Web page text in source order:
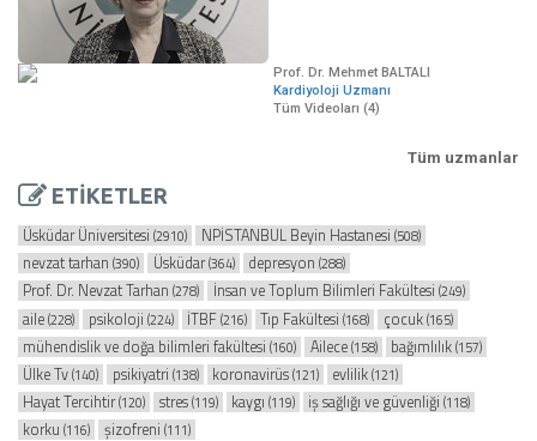
Prof. Dr. Mehmet BALTALI
Kardiyoloji Uzmanı
Tüm Videoları (4)
Tüm uzmanlar
ETİKETLER
Üsküdar Üniversitesi(2910) NPİSTANBUL Beyin Hastanesi (508)
nevzat tarhan(390) Üsküdar(364) depresyon (288)
Prof. Dr. Nevzat Tarhan(278) İnsan ve Toplum Bilimleri Fakültesi (249)
aile(228) psikoloji (224) İTBF(216) Tıp Fakültesi(168) çocuk(165)
mühendislik ve doğa bilimleri fakültesi(160) Ailece(158) bağımlılık(157)
Ülke Tv(140) psikiyatri (138) koronavirüs(121) evlilik(121)
Hayat Tercihtir(120) stres(119) kaygı (119) iş sağlığı ve güvenliği(118)
korku(116) şizofreni (111)